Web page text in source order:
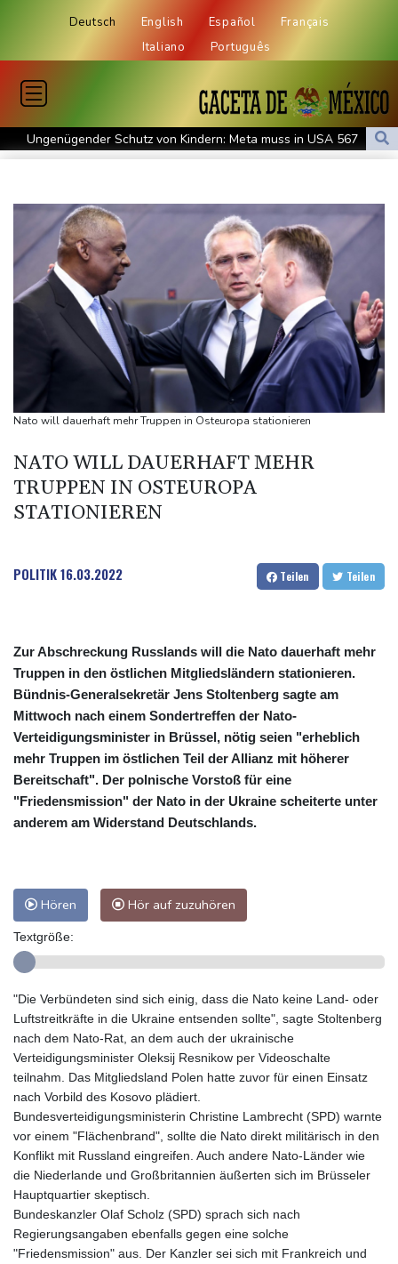
Deutsch English Español
Français
Italiano
Português
Ungenügender Schutz von Kindern: Meta muss in USA 567
Millionen Dollar zahlen
Dialog - ohne Machado
USA wollen bei Visa-Anträgen offenbar Online-Aktivitäten noch
stärker überprüfen
Röwekamp: Innenministerium muss zentral für Drohnenabwehr
zuständig sein
Trump unternimmt neuen Vorstoß im Streit um US-
Staatsbürgerschaft
Erdogan reist zu Dreier-Gipfel mit Pakistan nach Saudi-Arabien
58 Soldaten im Jemen bei Huthi-Angriffen getötet - Regierung
UEFA hält an FIFA-Boykott fest - CAF hält zu Infantino
Jemen: 38 Soldaten bei Huthi-Angriffen getötet - Regierung
kündigt Vergeltung an
Nato will dauerhaft mehr Truppen in Osteuropa stationieren
NATO WILL DAUERHAFT MEHR
TRUPPEN IN OSTEUROPA
STATIONIEREN
POLITIK16.03.2022 Teilen Teilen
Zur Abschreckung Russlands will die Nato dauerhaft mehr
Truppen in den östlichen Mitgliedsländern stationieren.
Bündnis-Generalsekretär Jens Stoltenberg sagte am
Mittwoch nach einem Sondertreffen der Nato-
Verteidigungsminister in Brüssel, nötig seien "erheblich
mehr Truppen im östlichen Teil der Allianz mit höherer
Bereitschaft". Der polnische Vorstoß für eine
"Friedensmission" der Nato in der Ukraine scheiterte unter
anderem am Widerstand Deutschlands.
Hören Hör auf zuzuhören
Textgröße:
"Die Verbündeten sind sich einig, dass die Nato keine Land- oder
Luftstreitkräfte in die Ukraine entsenden sollte", sagte Stoltenberg
nach dem Nato-Rat, an dem auch der ukrainische
Verteidigungsminister Oleksij Resnikow per Videoschalte
teilnahm. Das Mitgliedsland Polen hatte zuvor für einen Einsatz
nach Vorbild des Kosovo plädiert.
Bundesverteidigungsministerin Christine Lambrecht (SPD) warnte
vor einem "Flächenbrand", sollte die Nato direkt militärisch in den
Konflikt mit Russland eingreifen. Auch andere Nato-Länder wie
die Niederlande und Großbritannien äußerten sich im Brüsseler
Hauptquartier skeptisch.
Bundeskanzler Olaf Scholz (SPD) sprach sich nach
Regierungsangaben ebenfalls gegen eine solche
"Friedensmission" aus. Der Kanzler sei sich mit Frankreich und